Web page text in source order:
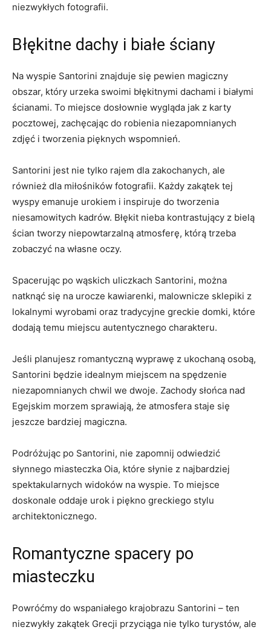
niezwykłych fotografii.
Błękitne dachy i białe ściany
Na ⁢wyspie Santorini znajduje się pewien magiczny‍
obszar, który urzeka swoimi ⁣błękitnymi dachami i‍ białymi
ścianami. To⁤ miejsce dosłownie wygląda jak z karty
pocztowej, zachęcając do robienia niezapomnianych​
zdjęć i tworzenia pięknych wspomnień.
Santorini​ jest​ nie ‍tylko rajem dla zakochanych, ale
również ⁣dla miłośników fotografii. Każdy zakątek tej
wyspy emanuje‍ urokiem i inspiruje do tworzenia⁤
niesamowitych kadrów. Błękit nieba kontrastujący z bielą
ścian tworzy niepowtarzalną atmosferę, którą trzeba
zobaczyć na własne ⁣oczy.
Spacerując po wąskich uliczkach Santorini,⁣ można
natknąć się na urocze ⁣kawiarenki, malownicze sklepiki z
lokalnymi wyrobami oraz⁤ tradycyjne greckie⁤ domki, ‌które
⁣dodają temu miejscu autentycznego charakteru.
Jeśli planujesz romantyczną wyprawę ‍z ukochaną osobą,
Santorini będzie idealnym miejscem ‍na spędzenie
⁤niezapomnianych chwil we​ dwoje. Zachody słońca⁢ nad
Egejskim morzem sprawiają, ⁤że⁢ atmosfera ‌staje ‌się
jeszcze bardziej‍ magiczna.
Podróżując po Santorini, nie zapomnij odwiedzić⁢
słynnego miasteczka ⁤Oia, które ​słynie z najbardziej
spektakularnych‌ widoków ⁤na wyspie.‍ To miejsce
doskonale oddaje urok i piękno greckiego stylu
architektonicznego.
Romantyczne spacery po
miasteczku
Powróćmy ⁢do wspaniałego krajobrazu Santorini –⁢ ten
niezwykły zakątek Grecji przyciąga nie tylko turystów,​ ale